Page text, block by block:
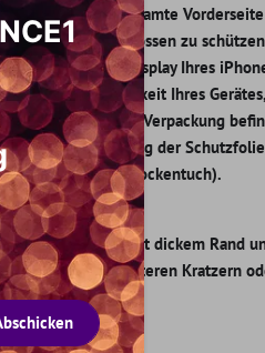
es deckt die gesamte
Kratzern und Stössen zu
Schäden am Display Ihres
und Helligkeit Ihres
können. In der Verpackung
man vor Anbringung der
und 1 Trockentuch).
Panzerglas mit dickem Rand
bietet und vor weiteren Kratzern